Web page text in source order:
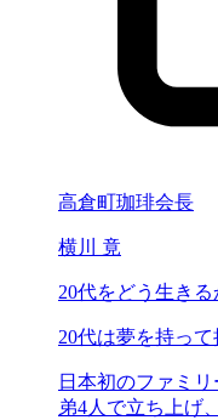
高倉町珈琲会長
横川 竟
20代をどう生きる
20代は夢を持って
日本初のファミ
弟4人で立ち上げ